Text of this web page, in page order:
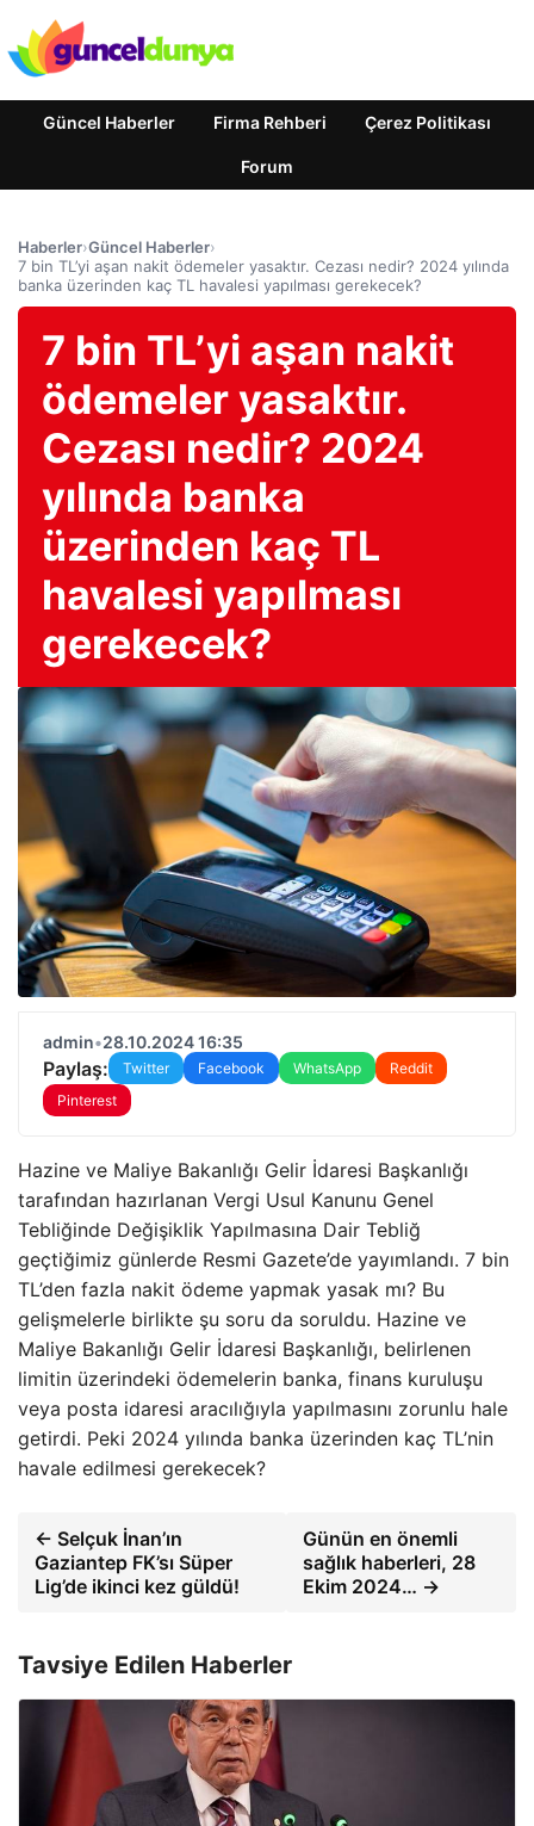
Güncel Haberler Firma Rehberi Çerez Politikası
Forum
Haberler›Güncel Haberler›
7 bin TL’yi aşan nakit ödemeler yasaktır. Cezası nedir? 2024 yılında
banka üzerinden kaç TL havalesi yapılması gerekecek?
7 bin TL’yi aşan nakit
ödemeler yasaktır.
Cezası nedir? 2024
yılında banka
üzerinden kaç TL
havalesi yapılması
gerekecek?
admin•28.10.2024 16:35
Paylaş: Twitter Facebook WhatsApp
Reddit
Pinterest
Hazine ve Maliye Bakanlığı Gelir İdaresi Başkanlığı
tarafından hazırlanan Vergi Usul Kanunu Genel
Tebliğinde Değişiklik Yapılmasına Dair Tebliğ
geçtiğimiz günlerde Resmi Gazete’de yayımlandı. 7 bin
TL’den fazla nakit ödeme yapmak yasak mı? Bu
gelişmelerle birlikte şu soru da soruldu. Hazine ve
Maliye Bakanlığı Gelir İdaresi Başkanlığı, belirlenen
limitin üzerindeki ödemelerin banka, finans kuruluşu
veya posta idaresi aracılığıyla yapılmasını zorunlu hale
getirdi. Peki 2024 yılında banka üzerinden kaç TL’nin
havale edilmesi gerekecek?
← Selçuk İnan’ın
Gaziantep FK’sı Süper
Lig’de ikinci kez güldü!
Günün en önemli
sağlık haberleri, 28
Ekim 2024… →
Tavsiye Edilen Haberler